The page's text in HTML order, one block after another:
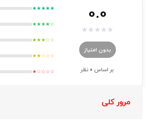
0.0
★
★
★
★
★
بدون امتیاز
بر اساس 0 نظر
★★★★★
★★★★☆
★★★☆☆
★★☆☆☆
★☆☆☆☆
مرور کلی